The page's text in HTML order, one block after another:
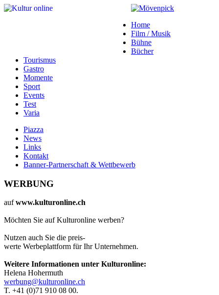
Home
Film / Musik
Bühne
Bücher
Tourismus
Gastro
Momente
Sport
Events
Test
Varia
Piazza
News
Links
Kontakt
Banner-Partnerschaft & Wettbewerb
WERBUNG
aufwww.kulturonline.ch
Möchten Sie auf Kulturonline werben?
Nutzen auch Sie die preis-
werte Werbeplattform für Ihr Unternehmen.
Weitere Informationen unter Kulturonline:
Helena Hohermuth
werbung@kulturonline.ch
T. +41 (0)71 910 08 00.